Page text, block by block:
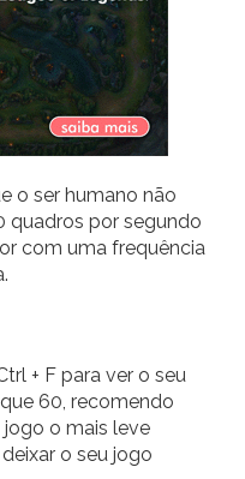
o ser humano não
quadros por segundo
com uma frequência
+ F para ver o seu
60, recomendo
o mais leve
o seu jogo